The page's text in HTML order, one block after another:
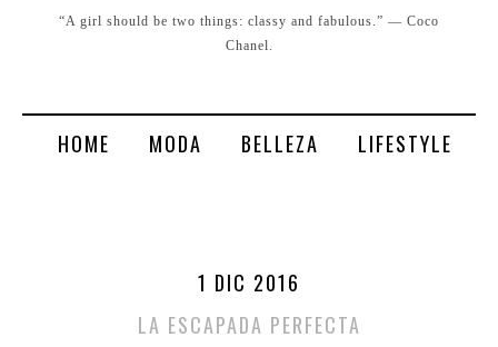
“A girl should be two things: classy and fabulous.” ― Coco
Chanel.
HOME MODA BELLEZA LIFESTYLE
1 DIC 2016
LA ESCAPADA PERFECTA